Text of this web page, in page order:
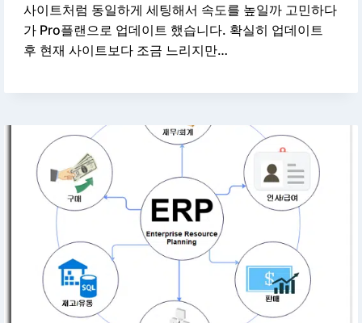
사이트처럼 동일하게 세팅해서 속도를 높일까 고민하다
가 Pro플랜으로 업데이트 했습니다. 확실히 업데이트
후 현재 사이트보다 조금 느리지만…